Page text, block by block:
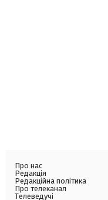
Про нас
Редакція
Редакційна політика
Про телеканал
Телеведучі